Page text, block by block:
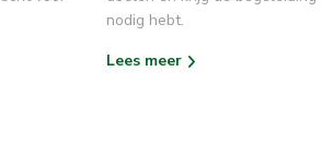
nodig hebt.
Lees meer